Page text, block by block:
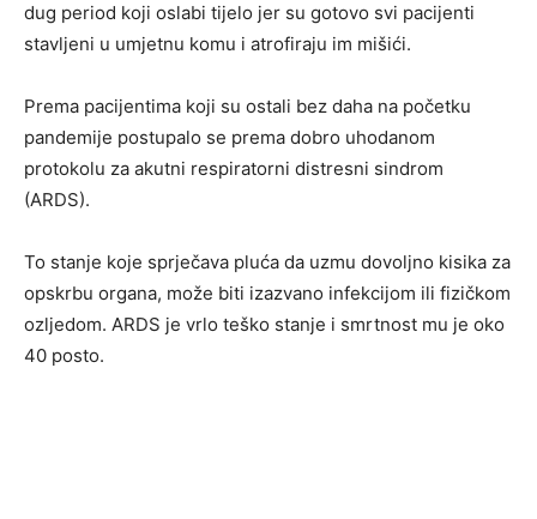
dug period koji oslabi tijelo jer su gotovo svi pacijenti
stavljeni u umjetnu komu i atrofiraju im mišići.
Prema pacijentima koji su ostali bez daha na početku
pandemije postupalo se prema dobro uhodanom
protokolu za akutni respiratorni distresni sindrom
(ARDS).
To stanje koje sprječava pluća da uzmu dovoljno kisika za
opskrbu organa, može biti izazvano infekcijom ili fizičkom
ozljedom. ARDS je vrlo teško stanje i smrtnost mu je oko
40 posto.